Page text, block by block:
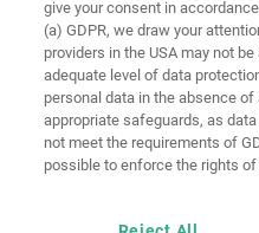
give your consent in
(a) GDPR, we draw your
providers in the USA may not
adequate level of data
personal data in the absence
appropriate safeguards, as
not meet the requirements of
possible to enforce the rights